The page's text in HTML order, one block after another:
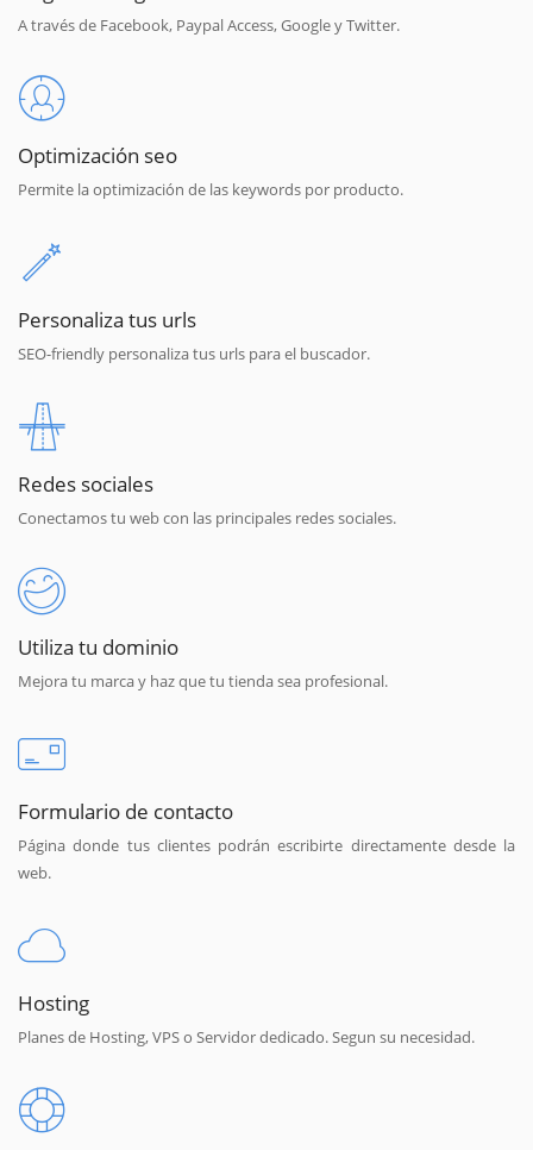
A través de Facebook, Paypal Access, Google y Twitter.
Optimización seo
Permite la optimización de las keywords por producto.
Personaliza tus urls
SEO-friendly personaliza tus urls para el buscador.
Redes sociales
Conectamos tu web con las principales redes sociales.
Utiliza tu dominio
Mejora tu marca y haz que tu tienda sea profesional.
Formulario de contacto
Página donde tus clientes podrán escribirte directamente desde la
web.
Hosting
Planes de Hosting, VPS o Servidor dedicado. Segun su necesidad.